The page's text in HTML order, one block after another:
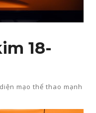
18-
mạo thể thao mạnh